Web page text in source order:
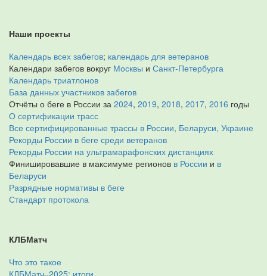
Наши проекты
Календарь всех забегов; календарь для ветеранов
Календари забегов вокруг Москвы и Санкт-Петербурга
Календарь триатлонов
База данных участников забегов
Отчёты о беге в России за 2024, 2019, 2018, 2017, 2016 годы
О сертификации трасс
Все сертифицированные трассы в России, Беларуси, Украине
Рекорды России в беге среди ветеранов
Рекорды России на ультрамарафонских дистанциях
Финишировавшие в максимуме регионов в России и в
Беларуси
Разрядные нормативы в беге
Стандарт протокола
КЛБМатч
Что это такое
КЛБМатч–2025: итоги